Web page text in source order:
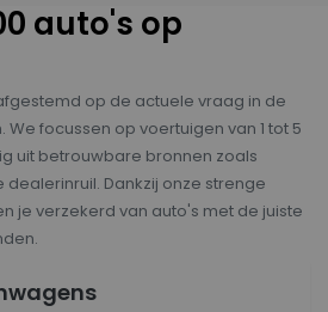
auto's op
op de actuele vraag in de
focussen op voertuigen van 1 tot 5
uit betrouwbare bronnen zoals
Dankzij onze strenge
je verzekerd van auto's met de juiste